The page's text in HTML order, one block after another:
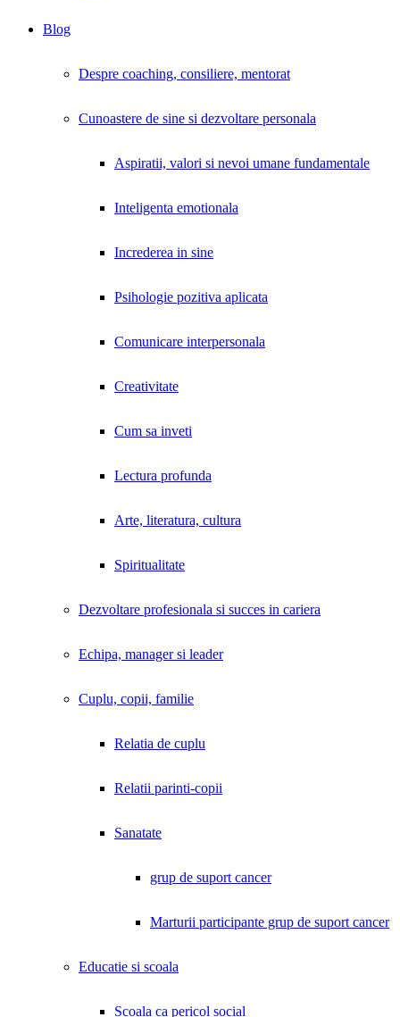
Blog
Despre coaching, consiliere, mentorat
Cunoastere de sine si dezvoltare personala
Aspiratii, valori si nevoi umane fundamentale
Inteligenta emotionala
Increderea in sine
Psihologie pozitiva aplicata
Comunicare interpersonala
Creativitate
Cum sa inveti
Lectura profunda
Arte, literatura, cultura
Spiritualitate
Dezvoltare profesionala si succes in cariera
Echipa, manager si leader
Cuplu, copii, familie
Relatia de cuplu
Relatii parinti-copii
Sanatate
grup de suport cancer
Marturii participante grup de suport cancer
Educatie si scoala
Scoala ca pericol social